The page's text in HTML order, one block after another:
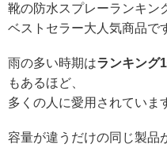
靴の防水スプレーランキン
ベストセラー大人気商品で
雨の多い時期はランキング
もあるほど、
多くの人に愛用されていま
容量が違うだけの同じ製品